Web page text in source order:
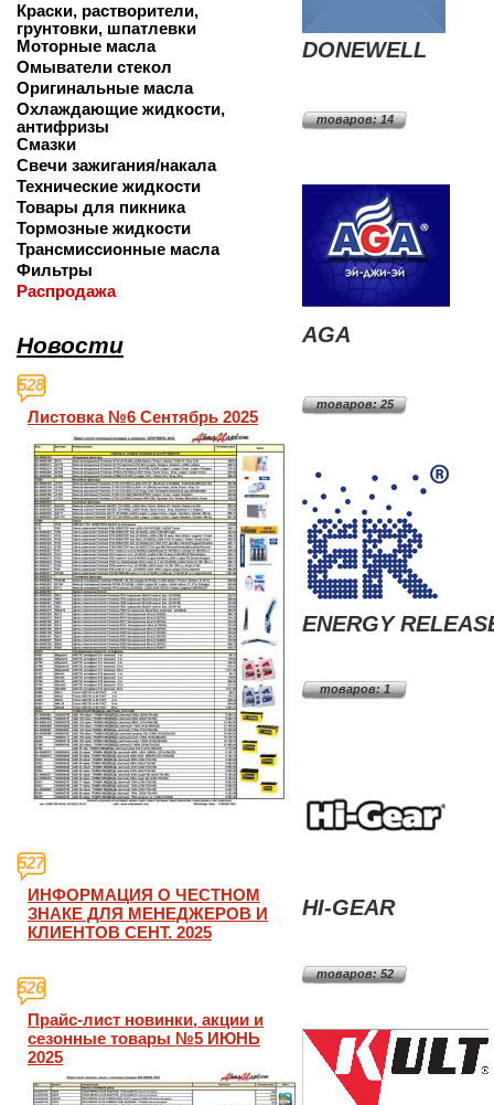
Краски, растворители,
грунтовки, шпатлевки
Моторные масла
Омыватели стекол
Оригинальные масла
Охлаждающие жидкости,
антифризы
Смазки
Свечи зажигания/накала
Технические жидкости
Товары для пикника
Тормозные жидкости
Трансмиссионные масла
Фильтры
Распродажа
Новости
528
Листовка №6 Сентябрь 2025
527
ИНФОРМАЦИЯ О ЧЕСТНОМ
ЗНАКЕ ДЛЯ МЕНЕДЖЕРОВ И
КЛИЕНТОВ СЕНТ. 2025
526
Прайс-лист новинки, акции и
сезонные товары №5 ИЮНЬ
2025
DONEWELL
товаров: 14
AGA
товаров: 25
ENERGY
товаров: 1
HI-GEAR
товаров: 52